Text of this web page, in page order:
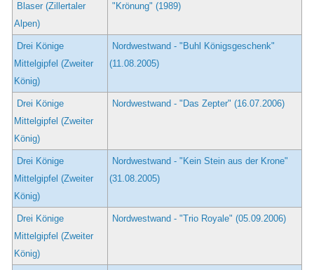
Blaser (Zillertaler
Alpen)
"Krönung" (1989)
Drei Könige
Mittelgipfel (Zweiter
König)
Nordwestwand - "Buhl Königsgeschenk"
(11.08.2005)
Drei Könige
Mittelgipfel (Zweiter
König)
Nordwestwand - "Das Zepter" (16.07.2006)
Drei Könige
Mittelgipfel (Zweiter
König)
Nordwestwand - "Kein Stein aus der Krone"
(31.08.2005)
Drei Könige
Mittelgipfel (Zweiter
König)
Nordwestwand - "Trio Royale" (05.09.2006)